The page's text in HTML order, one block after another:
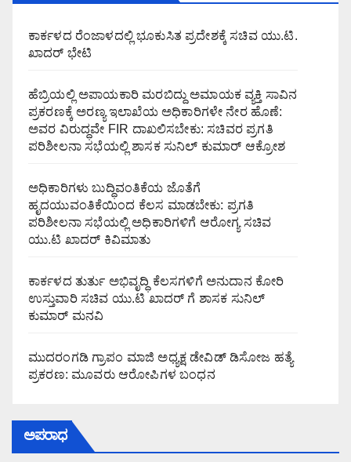
ಕಾರ್ಕಳದ ರೆಂಜಾಳದಲ್ಲಿ ಭೂಕುಸಿತ ಪ್ರದೇಶಕ್ಕೆ ಸಚಿವ ಯು.ಟಿ.
ಖಾದರ್ ಭೇಟಿ
ಹೆಬ್ರಿಯಲ್ಲಿ ಅಪಾಯಕಾರಿ ಮರಬಿದ್ದು ಅಮಾಯಕ ವ್ಯಕ್ತಿ ಸಾವಿನ
ಪ್ರಕರಣಕ್ಕೆ ಅರಣ್ಯ ಇಲಾಖೆಯ ಅಧಿಕಾರಿಗಳೇ ನೇರ ಹೊಣೆ:
ಅವರ ವಿರುದ್ಧವೇ FIR ದಾಖಲಿಸಬೇಕು: ಸಚಿವರ ಪ್ರಗತಿ
ಪರಿಶೀಲನಾ ಸಭೆಯಲ್ಲಿ ಶಾಸಕ ಸುನಿಲ್ ಕುಮಾರ್ ಆಕ್ರೋಶ
ಅಧಿಕಾರಿಗಳು ಬುದ್ಧಿವಂತಿಕೆಯ ಜೊತೆಗೆ
ಹೃದಯುವಂತಿಕೆಯಿಂದ ಕೆಲಸ ಮಾಡಬೇಕು: ಪ್ರಗತಿ
ಪರಿಶೀಲನಾ ಸಭೆಯಲ್ಲಿ ಅಧಿಕಾರಿಗಳಿಗೆ ಆರೋಗ್ಯ ಸಚಿವ
ಯು.ಟಿ ಖಾದರ್ ಕಿವಿಮಾತು
ಕಾರ್ಕಳದ ತುರ್ತು ಅಭಿವೃದ್ಧಿ ಕೆಲಸಗಳಿಗೆ ಅನುದಾನ ಕೋರಿ
ಉಸ್ತುವಾರಿ ಸಚಿವ ಯು.ಟಿ ಖಾದರ್ ಗೆ ಶಾಸಕ ಸುನಿಲ್‌
ಕುಮಾರ್‌ ಮನವಿ
ಮುದರಂಗಡಿ ಗ್ರಾಪಂ ಮಾಜಿ ಅಧ್ಯಕ್ಷ ಡೇವಿಡ್ ಡಿಸೋಜ ಹತ್ಯೆ
ಪ್ರಕರಣ: ಮೂವರು ಆರೋಪಿಗಳ ಬಂಧನ
ಅಪರಾಧ